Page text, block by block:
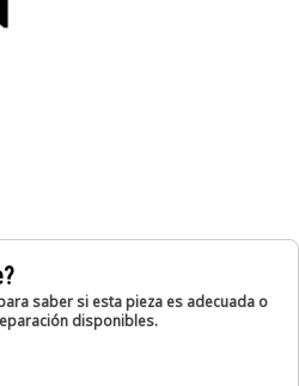
saber si esta pieza es adecuada o
disponibles.